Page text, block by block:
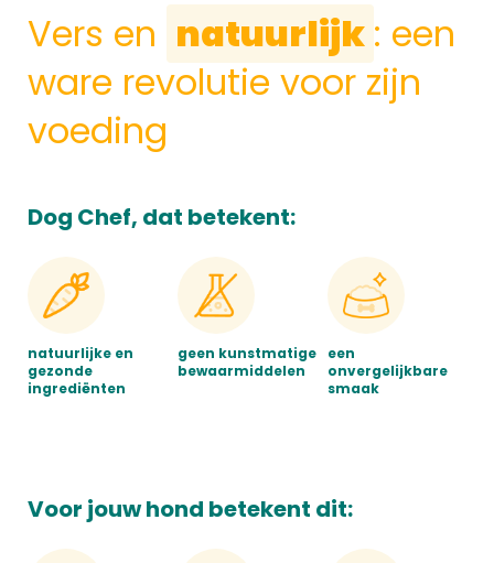
Vers en natuurlijk : een
ware revolutie voor zijn
voeding
Dog Chef, dat betekent:
natuurlijke en
gezonde
ingrediënten
geen kunstmatige
bewaarmiddelen
een
onvergelijkbare
smaak
Voor jouw hond betekent dit: